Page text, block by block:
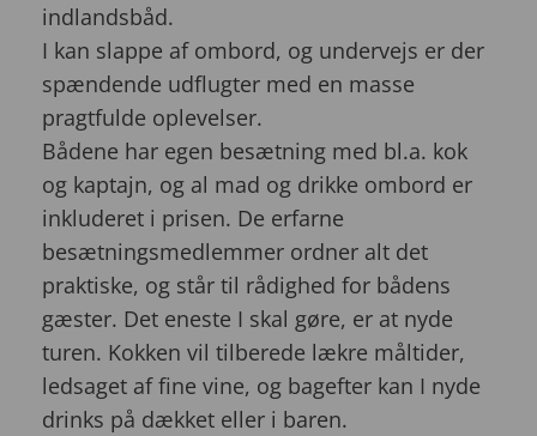
indlandsbåd.
I kan slappe af ombord, og undervejs er der
spændende udflugter med en masse
pragtfulde oplevelser.
Bådene har egen besætning med bl.a. kok
og kaptajn, og al mad og drikke ombord er
inkluderet i prisen. De erfarne
besætningsmedlemmer ordner alt det
praktiske, og står til rådighed for bådens
gæster. Det eneste I skal gøre, er at nyde
turen. Kokken vil tilberede lækre måltider,
ledsaget af fine vine, og bagefter kan I nyde
drinks på dækket eller i baren.